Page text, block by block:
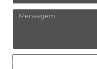
Mensagem
Como